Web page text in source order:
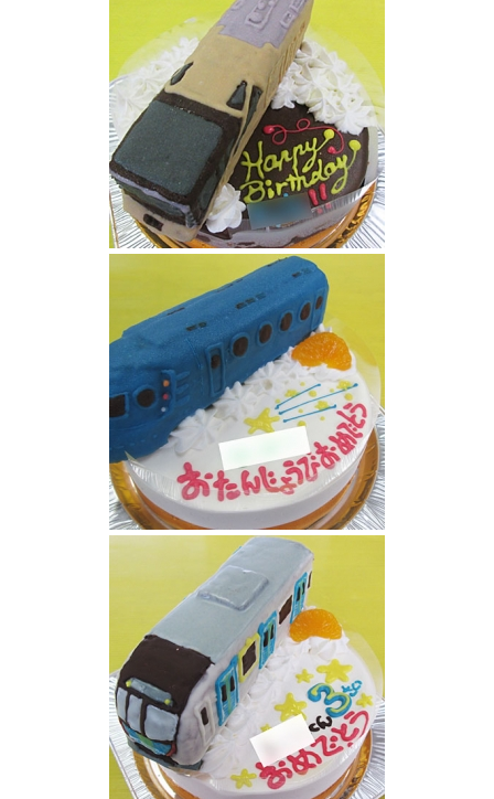
四季島クルーズトレイン立体ケーキ
南海ラピート電車ケーキ